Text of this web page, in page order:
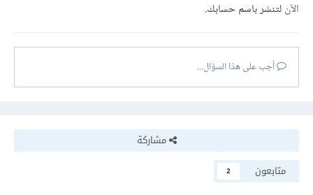
الآنلتنشر باسم حسابك.
أجب على هذا السؤال...
مشاركة
متابعون
2